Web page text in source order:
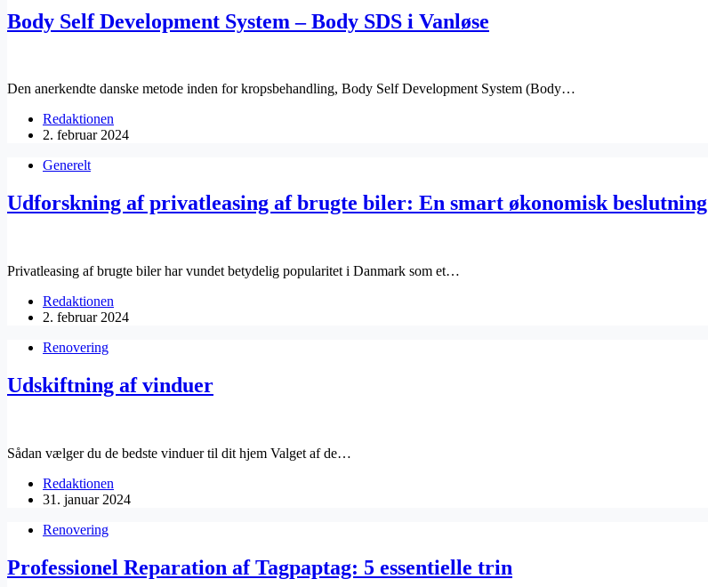
Body Self Development System – Body SDS i Vanløse
Den anerkendte danske metode inden for kropsbehandling, Body Self Development System (Body…
Redaktionen
2. februar 2024
Generelt
Udforskning af privatleasing af brugte biler: En smart økonomisk beslutning
Privatleasing af brugte biler har vundet betydelig popularitet i Danmark som et…
Redaktionen
2. februar 2024
Renovering
Udskiftning af vinduer
Sådan vælger du de bedste vinduer til dit hjem Valget af de…
Redaktionen
31. januar 2024
Renovering
Professionel Reparation af Tagpaptag: 5 essentielle trin